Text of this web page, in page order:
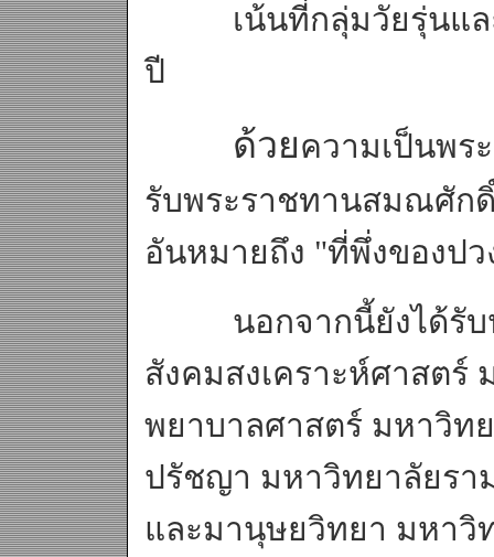
เน้นที่กลุ่มวัยรุ่นและ
ปี
ด้วยความเป็นพร
รับพระราชทานสมณศัก
อันหมายถึง "ที่พึ่งของป
นอกจากนี้ยังได้รับป
สังคมสงเคราะห์ศาสตร์
พยาบาลศาสตร์ มหาวิท
ปรัชญา มหาวิทยาลัยรา
และมานุษยวิทยา มหาวิ